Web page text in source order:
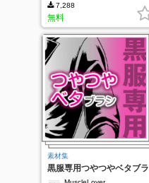
7,288
無料
素材集
黒服専用つやつやベタブラ